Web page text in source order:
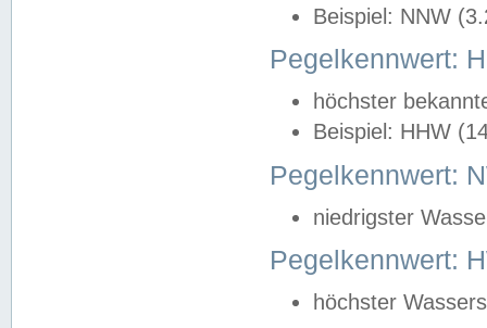
Beispiel: NNW
Pegelkennwert:
höchster
Beispiel: HHW
Pegelkennwert:
niedrigster
Pegelkennwert:
höchster